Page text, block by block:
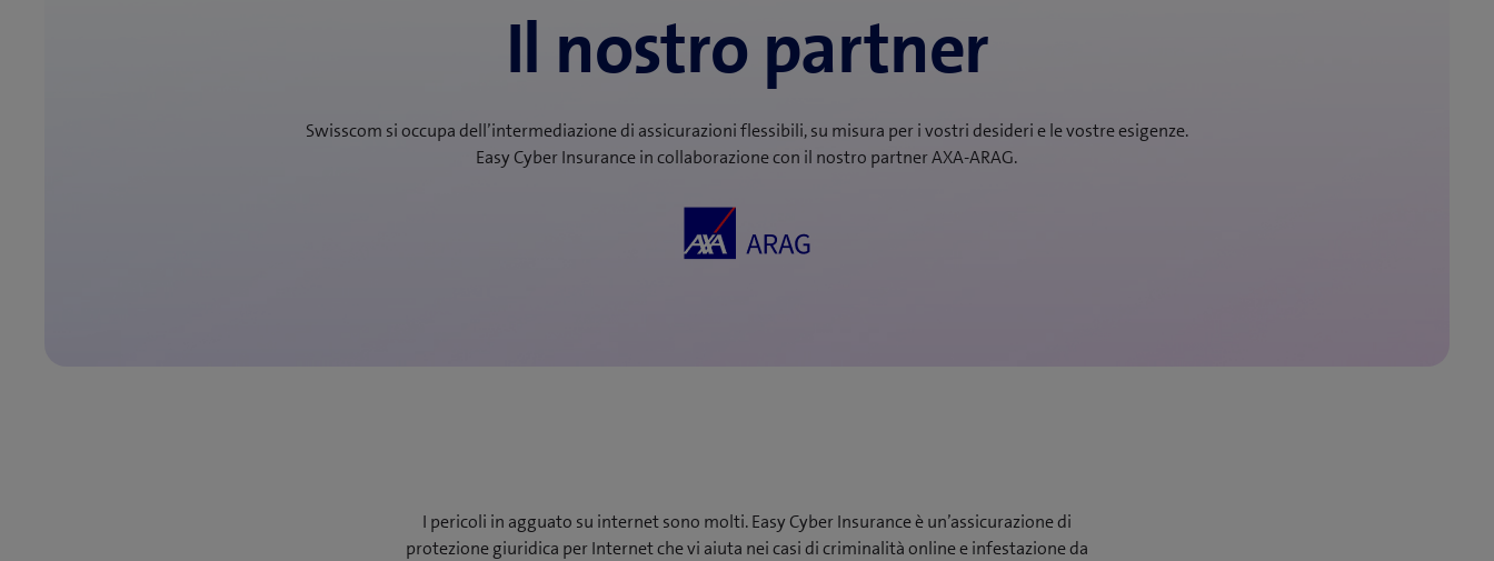
Il nostro partner
Swisscom si occupa dell’intermediazione di assicurazioni flessibili, su misura per i vostri desideri e le vostre esigenze.
Easy Cyber Insurance in collaborazione con il nostro partner AXA-ARAG.
I pericoli in agguato su internet sono molti. Easy Cyber Insurance è un’assicurazione di
protezione giuridica per Internet che vi aiuta nei casi di criminalità online e infestazione da